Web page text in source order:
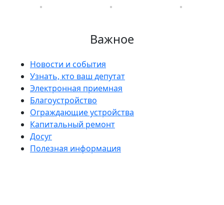
Важное
Новости и события
Узнать, кто ваш депутат
Электронная приемная
Благоустройство
Ограждающие устройства
Капитальный ремонт
Досуг
Полезная информация